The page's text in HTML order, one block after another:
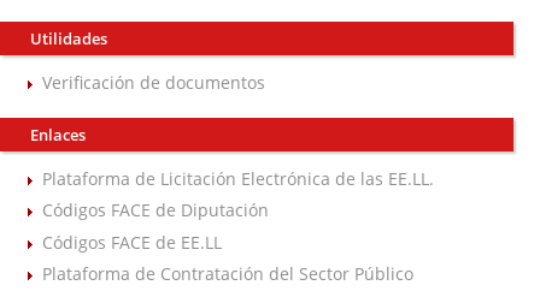
Utilidades
Verificación de documentos
Enlaces
Plataforma de Licitación Electrónica de las EE.LL.
Códigos FACE de Diputación
Códigos FACE de EE.LL
Plataforma de Contratación del Sector Público